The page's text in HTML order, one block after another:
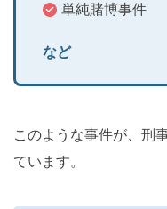
単純賭博事件
など
このような事件が、刑
ています。